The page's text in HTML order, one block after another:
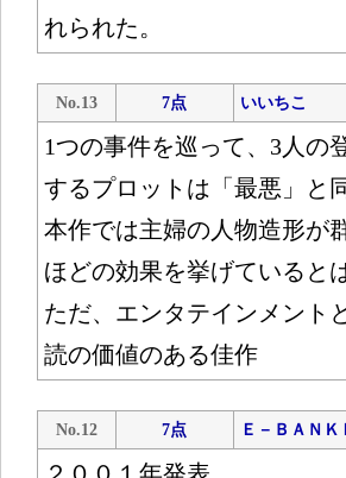
れられた。
No.13 7点 いいちこ
1つの事件を巡って、3人の
するプロットは「最悪」と
本作では主婦の人物造形が
ほどの効果を挙げていると
ただ、エンタテインメント
読の価値のある佳作
No.12 7点 Ｅ－ＢＡＮＫ